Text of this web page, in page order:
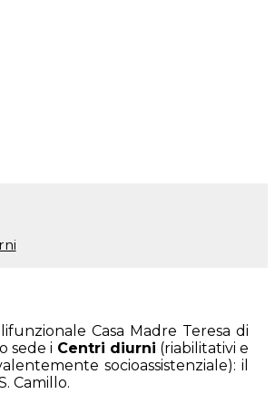
Casa Madre Teresa di
sede i Centri diurni (riabilitativi e
socioassistenziale): il
Camillo.